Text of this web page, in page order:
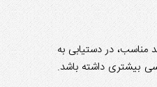
مناسب، در دستیابی به
بیشتری داشته باشد.